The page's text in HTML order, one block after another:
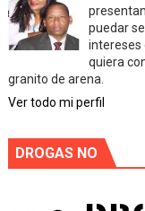
puedar
intereses
quiera
granito de arena.
Ver todo mi perfil
DROGAS NO